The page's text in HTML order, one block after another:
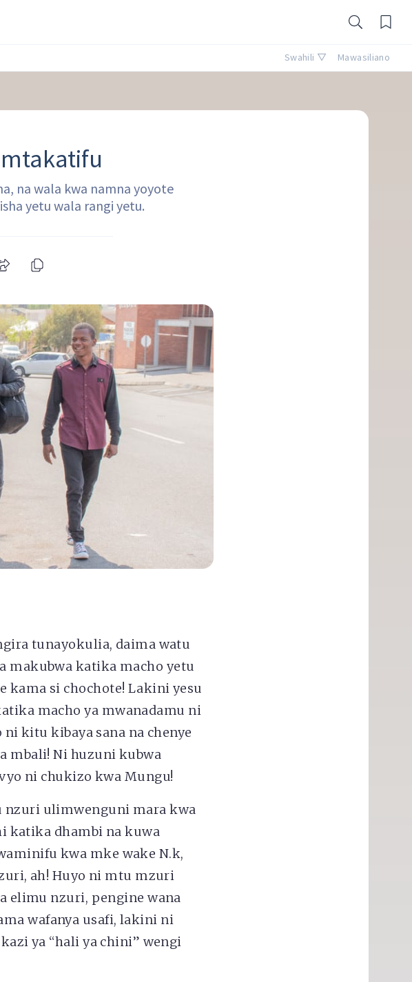
Swahili ▽ Mawasiliano
na wala kwa namna yoyote
yetu wala rangi yetu.
tunayokulia, daima watu
makubwa katika macho yetu
kama si chochote! Lakini yesu
macho ya mwanadamu ni
kitu kibaya sana na chenye
mbali! Ni huzuni kubwa
ni chukizo kwa Mungu!
nzuri ulimwenguni mara kwa
katika dhambi na kuwa
kwa mke wake N.k,
ah! Huyo ni mtu mzuri
elimu nzuri, pengine wana
wafanya usafi, lakini ni
ya “hali ya chini” wengi